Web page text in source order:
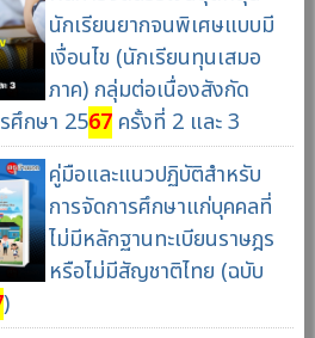
นักเรียนยากจนพิเศษแบบมี
เงื่อนไข (นักเรียนทุนเสมอ
ภาค) กลุ่มต่อเนื่องสังกัด
ศึกษา 2567 ครั้งที่ 2 และ 3
คู่มือและแนวปฏิบัติสำหรับ
การจัดการศึกษาแก่บุคคลที่
ไม่มีหลักฐานทะเบียนราษฎร
หรือไม่มีสัญชาติไทย (ฉบับ
)